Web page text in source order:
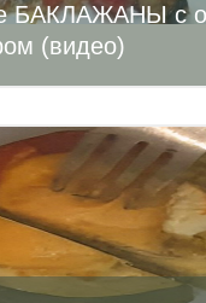
БАКЛАЖАНЫ с
(видео)